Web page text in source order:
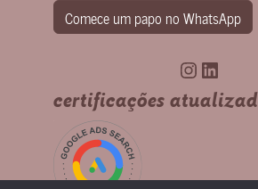
Comece um papo no WhatsApp
Instagram
LinkedIn
certificações